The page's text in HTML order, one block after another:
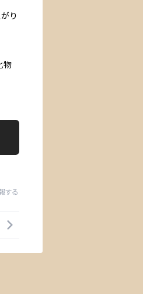
り
物
する